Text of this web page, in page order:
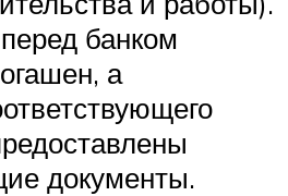
банком
а
документы.